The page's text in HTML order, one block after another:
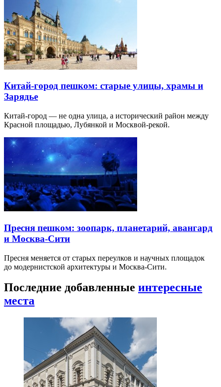
Китай-город пешком: старые улицы, храмы и
Зарядье
Китай-город — не одна улица, а исторический район между
Красной площадью, Лубянкой и Москвой-рекой.
Пресня пешком: зоопарк, планетарий, авангард
и Москва-Сити
Пресня меняется от старых переулков и научных площадок
до модернистской архитектуры и Москва-Сити.
Последние добавленные интересные
места